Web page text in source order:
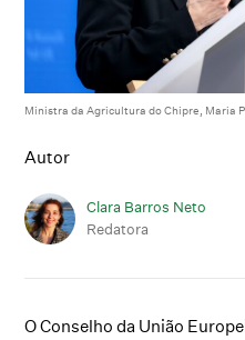
Ministra da Agricultura do Chipre, Maria
Autor
Clara Barros Neto
Redatora
O Conselho da União